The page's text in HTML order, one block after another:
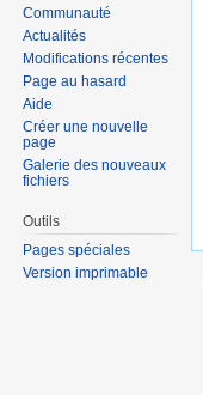
Communauté
Actualités
Modifications récentes
Page au hasard
Aide
Créer une nouvelle
page
Galerie des nouveaux
fichiers
Outils
Pages spéciales
Version imprimable